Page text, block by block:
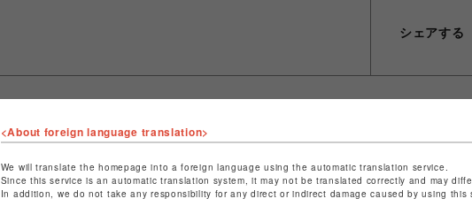
シェアする
ショップ名
ANIME-Q
<About foreign language translation>
We will translate the homepage into a foreign language using the automatic translation service.
Since this service is an automatic translation system, it may not be translated correctly and may
In addition, we do not take any responsibility for any direct or indirect damage caused by using